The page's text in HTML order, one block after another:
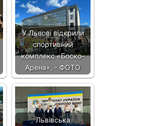
У Львові відкрили
спортивний
комплекс «Боско-
Арена», - ФОТО
Львівська